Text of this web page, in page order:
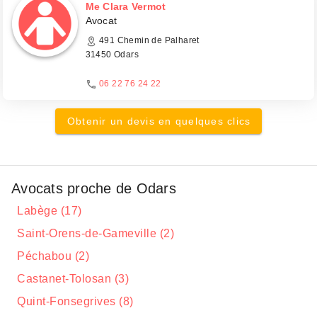
Me Clara Vermot
Avocat
491 Chemin de Palharet
31450 Odars
06 22 76 24 22
Obtenir un devis en quelques clics
Avocats proche de Odars
Labège (17)
Saint-Orens-de-Gameville (2)
Péchabou (2)
Castanet-Tolosan (3)
Quint-Fonsegrives (8)